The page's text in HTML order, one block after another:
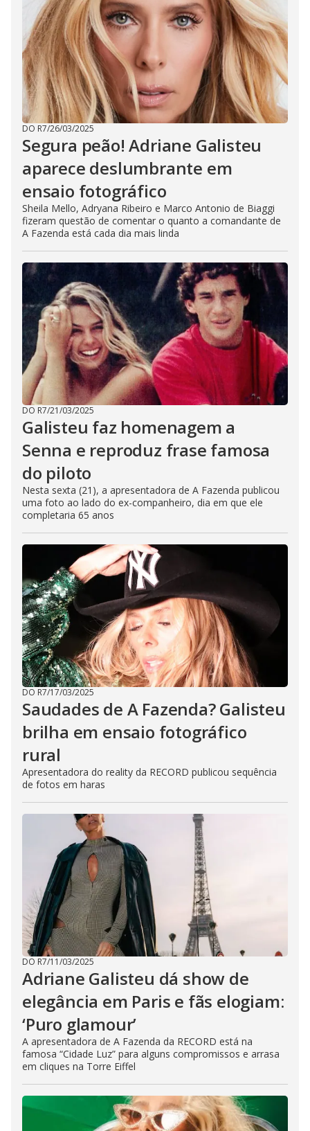
DO R7/26/03/2025
Segura peão! Adriane Galisteu
aparece deslumbrante em
ensaio fotográfico
Sheila Mello, Adryana Ribeiro e Marco Antonio de Biaggi
fizeram questão de comentar o quanto a comandante de
A Fazenda está cada dia mais linda
DO R7/21/03/2025
Galisteu faz homenagem a
Senna e reproduz frase famosa
do piloto
Nesta sexta (21), a apresentadora de A Fazenda publicou
uma foto ao lado do ex-companheiro, dia em que ele
completaria 65 anos
DO R7/17/03/2025
Saudades de A Fazenda? Galisteu
brilha em ensaio fotográfico
rural
Apresentadora do reality da RECORD publicou sequência
de fotos em haras
DO R7/11/03/2025
Adriane Galisteu dá show de
elegância em Paris e fãs elogiam:
‘Puro glamour’
A apresentadora de A Fazenda da RECORD está na
famosa “Cidade Luz” para alguns compromissos e arrasa
em cliques na Torre Eiffel